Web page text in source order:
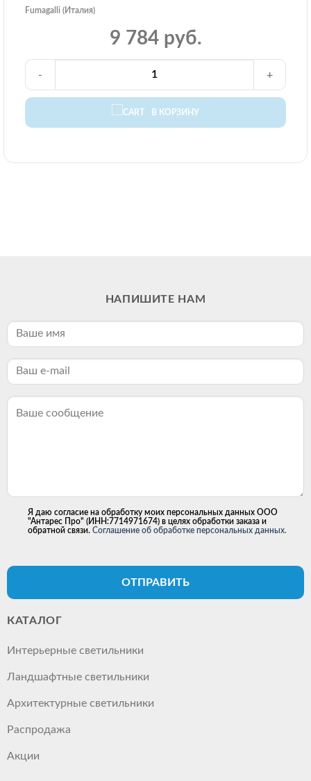
Fumagalli (Италия)
9 784 руб.
В КОРЗИНУ
- +
НАПИШИТЕ НАМ
Я даю согласие на обработку моих персональных данных ООО
"Антарес Про" (ИНН:7714971674) в целях обработки заказа и
обратной связи. Соглашение об обработке персональных данных.
ОТПРАВИТЬ
КАТАЛОГ
Интерьерные светильники
Ландшафтные светильники
Архитектурные светильники
Распродажа
Акции